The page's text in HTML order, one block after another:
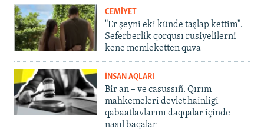
CEMİYET
"Er şeyni eki künde taşlap kettim".
Seferberlik qorqusı rusiyelilerni
kene memleketten quva
İNSAN AQLARI
Bir an – ve casussıñ. Qırım
mahkemeleri devlet hainligi
qabaatlavlarını daqqalar içinde
nasıl baqalar